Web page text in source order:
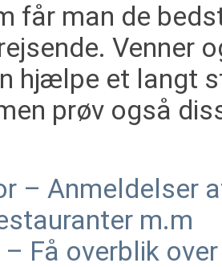
får man de
Venner
hjælpe et langt
prøv også
– Anmeldelser
m.m
Få overblik